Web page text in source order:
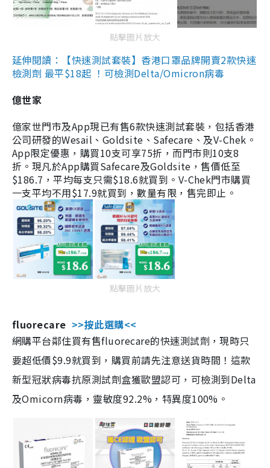
點擊圖片放大
延伸閱讀：【快速測試套裝】香港口罩品牌開賣2款快速
檢測劑 最平$18起 ！可檢測Delta/Omicron病毒
億世家
億家世門市及App現已有售6款快速測試套裝，包括香港
公司研發的Wesail、Goldsite、Safecare、及V-Chek。
App限定優惠，購買10支可享75折，而門市則10支8
折。現凡於App購買Safecare及Goldsite，售價低至
$186.7，平均每支只需$18.6就買到。V-Chek門市購買
一支平均不用$17.9就買到，數量有限，售完即止。
點擊圖片放大
fluorecare >>按此選購<<
網購平台鄰住買有售fluorecare的快速測試劑，現時只
要超低價$9.9就買到，購買前請先注意送貨時間！這款
新型冠狀病毒抗原測試劑盒獲歐盟認可，可檢測到Delta
及Omicorn病毒，靈敏度92.2%，特異度100%。